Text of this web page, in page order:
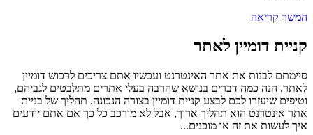
המשך קריאה
קניית דומיין לאתר
סיימתם לבנות את אתר האינטרנט ועכשיו אתם צריכים לרכוש דומיין
לאתר. הנה כמה דברים בנושא שהרבה בעלי אתרים מתלבטים לגביהם,
וטיפים שיעזרו לכם לבצע קניית דומיין בצורה הנכונה. תהליך של בניית
אתר אינטרנט הוא תהליך ארוך, אבל לא מורכב כל כך אם אתם יודעים
איך לעשות את זה או מוכנים...